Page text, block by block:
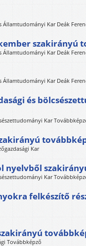
Államtudományi Kar Deák
szakirányú
Államtudományi Kar Deák
Államtudományi Kar Deák
és
Kar
Kar
Kar
felkészítő
Továbbképző